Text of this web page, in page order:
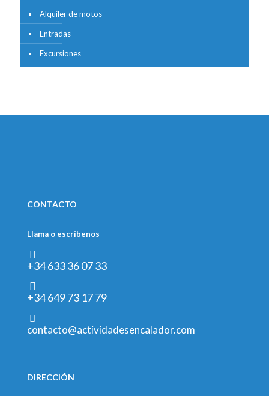
Alquiler de motos
Entradas
Excursiones
CONTACTO
Llama o escríbenos
+34 633 36 07 33
+34 649 73 17 79
contacto@actividadesencalador.com
DIRECCIÓN